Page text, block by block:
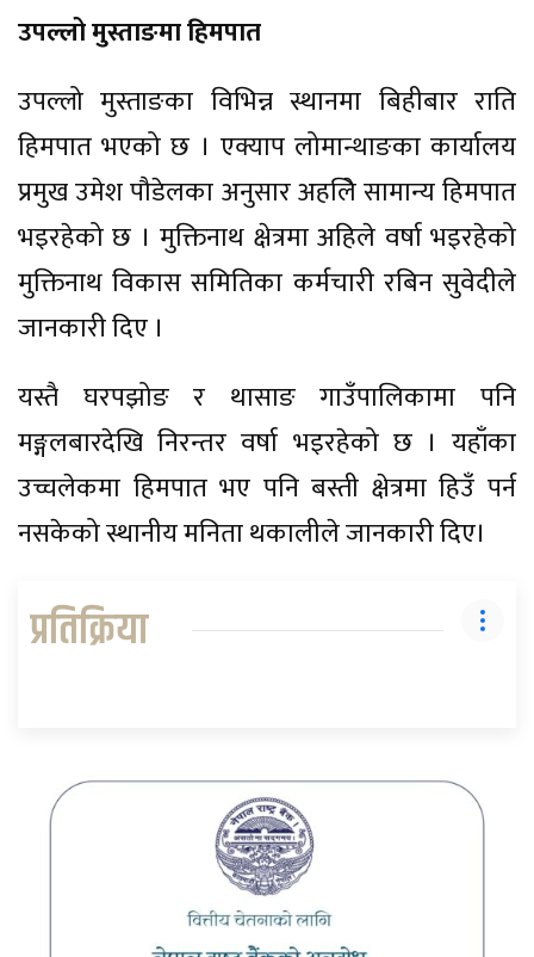
उपल्लो मुस्ताङमा हिमपात
उपल्लो मुस्ताङका विभिन्न स्थानमा बिहीबार राति
हिमपात भएको छ । एक्याप लोमान्थाङका कार्यालय
प्रमुख उमेश पौडेलका अनुसार अहलिे सामान्य हिमपात
भइरहेको छ । मुक्तिनाथ क्षेत्रमा अहिले वर्षा भइरहेको
मुक्तिनाथ विकास समितिका कर्मचारी रबिन सुवेदीले
जानकारी दिए ।
यस्तै घरपझोङ र थासाङ गाउँपालिकामा पनि
मङ्गलबारदेखि निरन्तर वर्षा भइरहेको छ । यहाँका
उच्चलेकमा हिमपात भए पनि बस्ती क्षेत्रमा हिउँ पर्न
नसकेको स्थानीय मनिता थकालीले जानकारी दिए।
प्रतिक्रिया